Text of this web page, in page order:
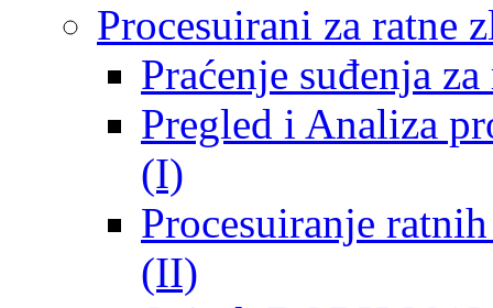
Procesuirani za ratne
Praćenje suđenja
Pregled i Analiza
(I)
Procesuiranje
(II)